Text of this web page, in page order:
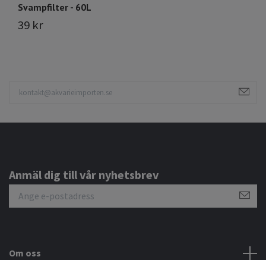
Svampfilter - 60L
39 kr
Anmäl dig till vår nyhetsbrev
Om oss